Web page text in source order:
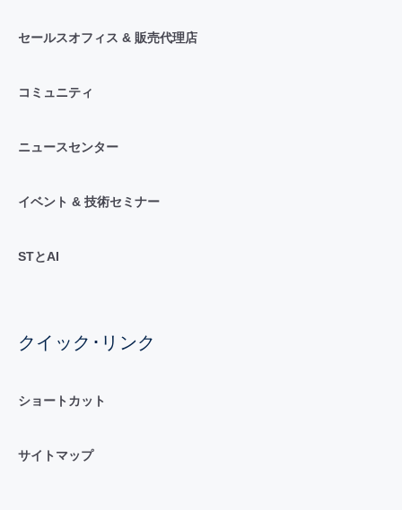
セールスオフィス & 販売代理店
コミュニティ
ニュースセンター
イベント & 技術セミナー
STとAI
クイック･リンク
ショートカット
サイトマップ